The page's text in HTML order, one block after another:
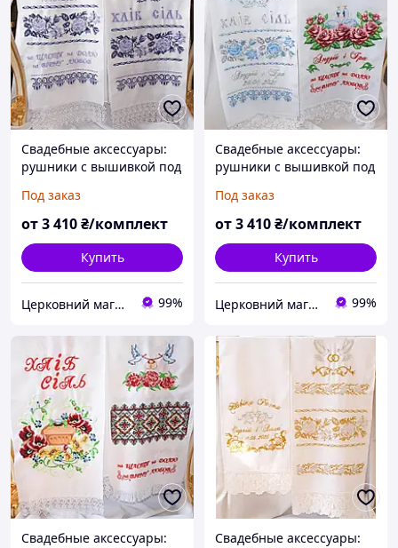
Свадебные аксессуары:
рушники с вышивкой под
Под заказ
от3 410₴/комплект
Купить
Церковний магазин "Трикірій" 99%
Свадебные аксессуары:
рушники с вышивкой под
Под заказ
от3 410₴/комплект
Купить
Церковний магазин "Трикірій" 99%
Свадебные аксессуары:
Свадебные аксессуары: